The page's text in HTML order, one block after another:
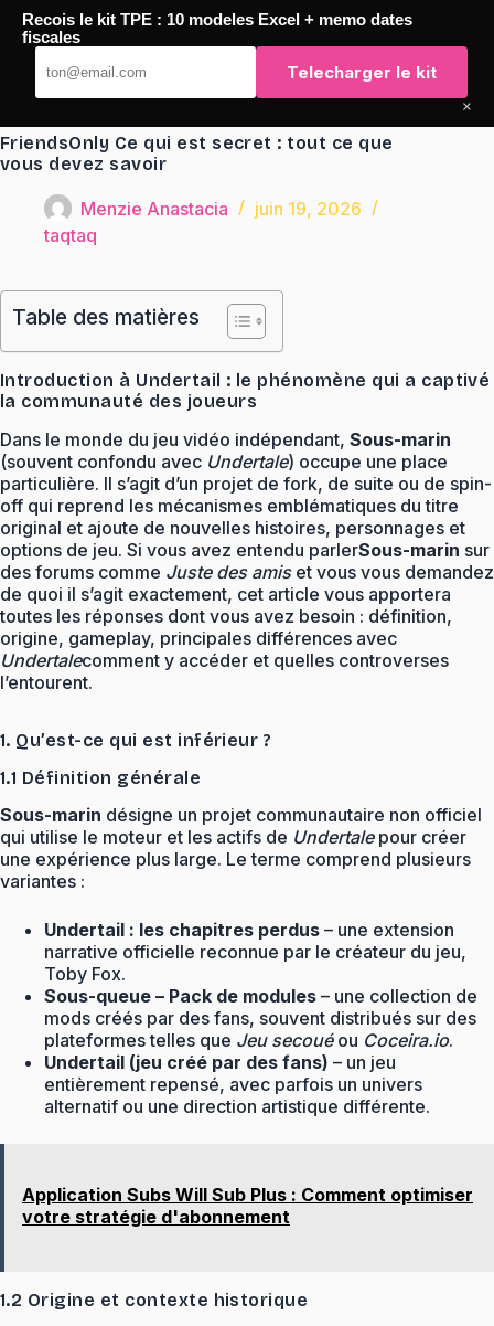
Passer
contenu
TaqTaq
FriendsOnly Ce qui est secret : tout ce que
vous devez savoir
Menzie Anastacia
juin 19, 2026
taqtaq
Table des matières
Introduction à Undertail : le phénomène qui a captivé
la communauté des joueurs
Dans le monde du jeu vidéo indépendant, Sous-marin
(souvent confondu avec Undertale) occupe une place
particulière. Il s’agit d’un projet de fork, de suite ou de spin-
off qui reprend les mécanismes emblématiques du titre
original et ajoute de nouvelles histoires, personnages et
options de jeu. Si vous avez entendu parlerSous-marin sur
des forums comme Juste des amiset vous vous demandez
de quoi il s’agit exactement, cet article vous apportera
toutes les réponses dont vous avez besoin : définition,
origine, gameplay, principales différences avec
Undertalecomment y accéder et quelles controverses
l’entourent.
1. Qu’est-ce qui est inférieur ?
1.1 Définition générale
Sous-marin désigne un projet communautaire non officiel
qui utilise le moteur et les actifs de Undertalepour créer
une expérience plus large. Le terme comprend plusieurs
variantes :
Undertail : les chapitres perdus – une extension
narrative officielle reconnue par le créateur du jeu,
Toby Fox.
Sous-queue – Pack de modules – une collection de
mods créés par des fans, souvent distribués sur des
plateformes telles que Jeu secouéou Coceira.io.
Undertail (jeu créé par des fans) – un jeu
entièrement repensé, avec parfois un univers
alternatif ou une direction artistique différente.
Application Subs Will Sub Plus : Comment optimiser
votre stratégie d'abonnement
1.2 Origine et contexte historique
Recois le kit TPE : 10 modeles Excel + memo dates
fiscales
Telecharger le kit
×